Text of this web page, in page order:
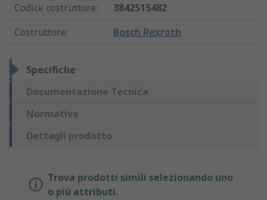
Codice costruttore:
3842515482
Costruttore: Bosch Rexroth
Specifiche
Documentazione Tecnica
Normative
Dettagli prodotto
Trova prodotti simili selezionando uno
o più attributi.